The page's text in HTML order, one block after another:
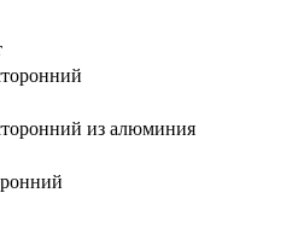
из алюминия